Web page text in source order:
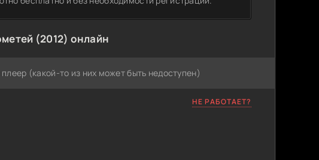
(2012) онлайн
(какой-то из них может быть недоступен)
НЕ РАБОТАЕТ?